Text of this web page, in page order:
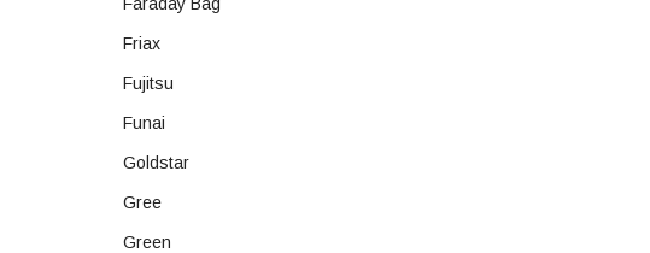
Friax
Fujitsu
Funai
Goldstar
Gree
Green